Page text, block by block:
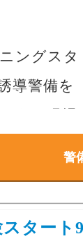
ングスタ
導警備を
です。
め、警備
タートで
警
タート